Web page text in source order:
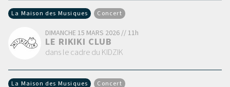
La Maison des Musiques Concert
DIMANCHE 15 MARS 2026 // 11h
LE RIKIKI CLUB
dans le cadre du KIDZIK
La Maison des Musiques Concert